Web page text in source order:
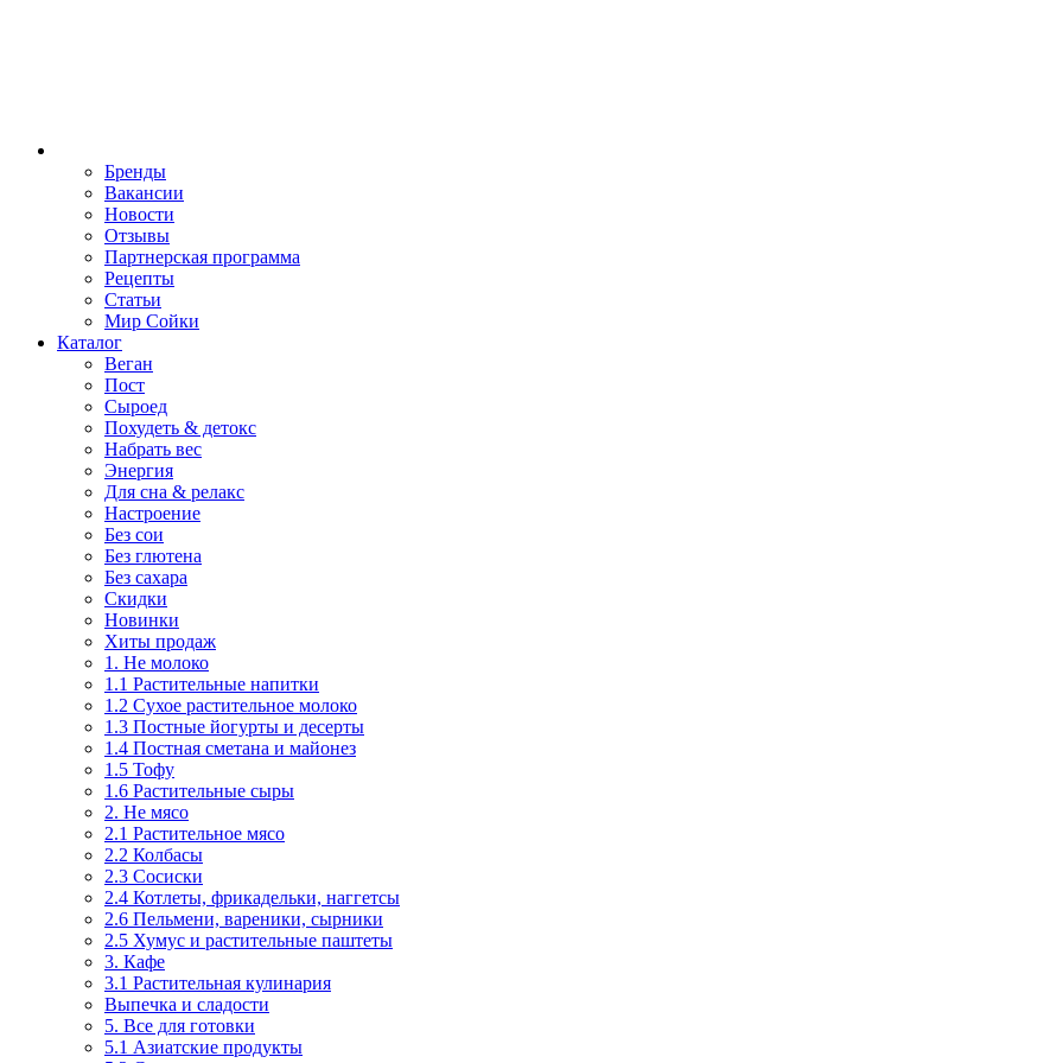
Бренды
Вакансии
Новости
Отзывы
Партнерская программа
Рецепты
Статьи
Мир Сойки
Каталог
Веган
Пост
Сыроед
Похудеть & детокс
Набрать вес
Энергия
Для сна & релакс
Настроение
Без сои
Без глютена
Без сахара
Скидки
Новинки
Хиты продаж
1. Не молоко
1.1 Растительные напитки
1.2 Сухое растительное молоко
1.3 Постные йогурты и десерты
1.4 Постная сметана и майонез
1.5 Тофу
1.6 Растительные сыры
2. Не мясо
2.1 Растительное мясо
2.2 Колбасы
2.3 Сосиски
2.4 Котлеты, фрикадельки, наггетсы
2.6 Пельмени, вареники, сырники
2.5 Хумус и растительные паштеты
3. Кафе
3.1 Растительная кулинария
Выпечка и сладости
5. Все для готовки
5.1 Азиатские продукты